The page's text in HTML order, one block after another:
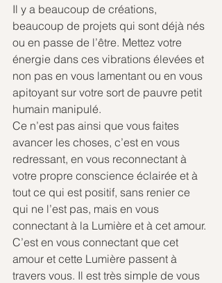
Il y a beaucoup de créations,
beaucoup de projets qui sont déjà nés
ou en passe de l’être. Mettez votre
énergie dans ces vibrations élevées et
non pas en vous lamentant ou en vous
apitoyant sur votre sort de pauvre petit
humain manipulé.
Ce n’est pas ainsi que vous faites
avancer les choses, c’est en vous
redressant, en vous reconnectant à
votre propre conscience éclairée et à
tout ce qui est positif, sans renier ce
qui ne l’est pas, mais en vous
connectant à la Lumière et à cet amour.
C’est en vous connectant que cet
amour et cette Lumière passent à
travers vous. Il est très simple de vous